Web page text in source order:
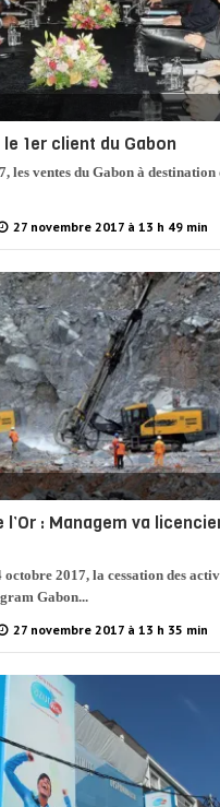
1er client du Gabon
les ventes du Gabon à destination
27 novembre 2017 à 13 h 49 min
: Managem va
2017, la cessation des
Gabon...
27 novembre 2017 à 13 h 35 min